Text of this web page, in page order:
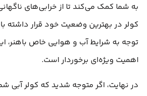
به شما کمک می‌کند تا از خرابی‌های
کولر در بهترین وضعیت خود قرار داشته
توجه به شرایط آب و هوایی خاص باهنر،
اهمیت ویژه‌ای برخوردار است.
در نهایت، اگر متوجه شدید که کولر آبی